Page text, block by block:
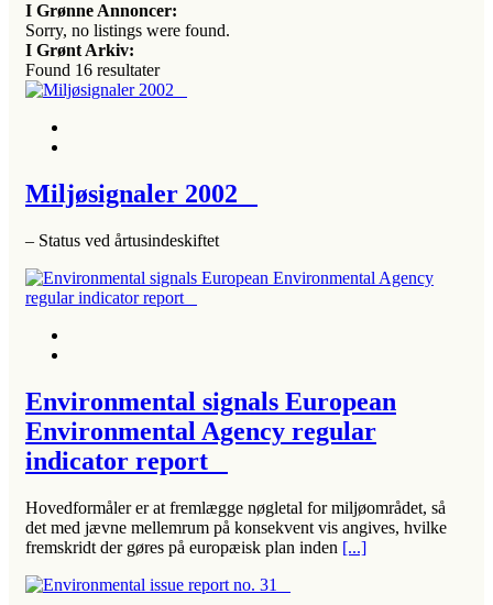
I Grønne Annoncer:
Sorry, no listings were found.
I Grønt Arkiv:
Found 16 resultater
Miljøsignaler 2002
– Status ved årtusindeskiftet
Environmental signals European
Environmental Agency regular
indicator report
Hovedformåler er at fremlægge nøgletal for miljøområdet, så
det med jævne mellemrum på konsekvent vis angives, hvilke
fremskridt der gøres på europæisk plan inden [...]